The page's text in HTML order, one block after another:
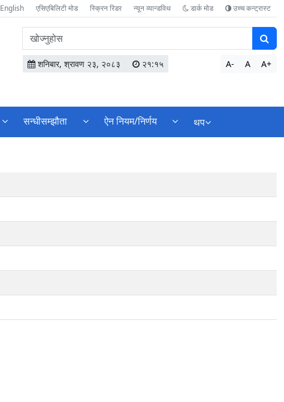
English एसिएबिलिटी मोड स्क्रिन रिडर न्यून व्यान्डविथ डार्क मोड उच्च कन्ट्रास्ट
वेबसाइटमा
सामग्री
खोज्नुहोस
शनिबार, श्रावण २३, २०८३ २१:१५ A- A A+
सन्धीसम्झौता ऐन नियम/निर्णय थप